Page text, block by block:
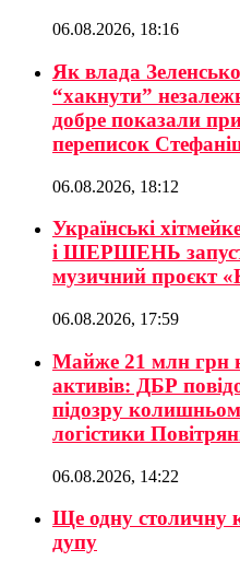
06.08.2026, 18:16
Як влада
“хакнути”
добре показали
переписок
06.08.2026, 18:12
Українські
і ШЕРШЕНЬ
музичний
06.08.2026, 17:59
Майже 21 млн грн
активів: ДБР
підозру
логістики
06.08.2026, 14:22
Ще одну столичну
дупу